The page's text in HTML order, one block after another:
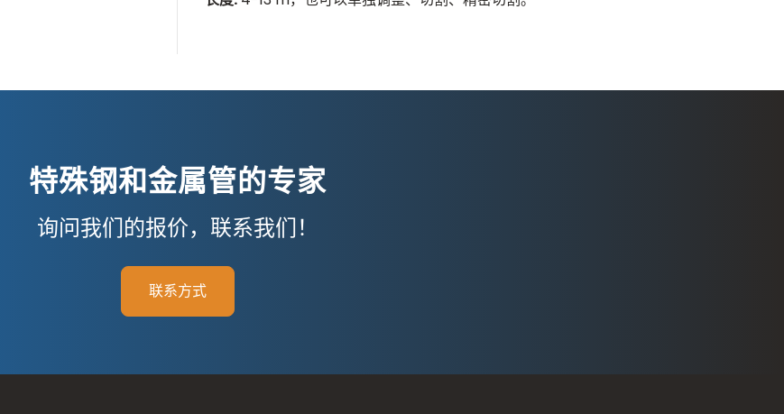
特殊钢和金属管的专家
询问我们的报价，联系我们！
联系方式